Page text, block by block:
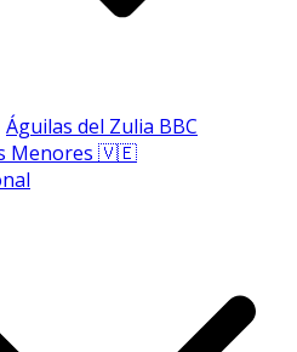
Águilas del Zulia BBC
Menores 🇻🇪